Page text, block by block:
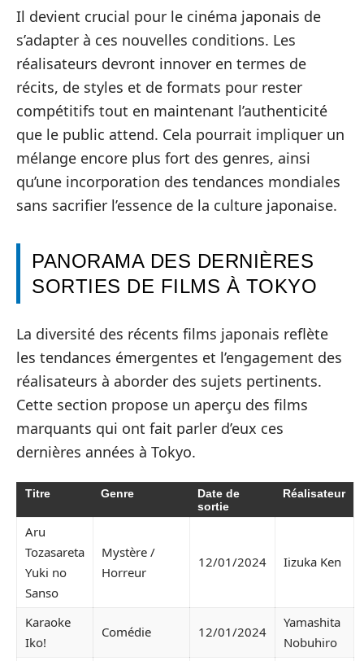
Il devient crucial pour le cinéma japonais de
s’adapter à ces nouvelles conditions. Les
réalisateurs devront innover en termes de
récits, de styles et de formats pour rester
compétitifs tout en maintenant l’authenticité
que le public attend. Cela pourrait impliquer un
mélange encore plus fort des genres, ainsi
qu’une incorporation des tendances mondiales
sans sacrifier l’essence de la culture japonaise.
PANORAMA DES DERNIÈRES
SORTIES DE FILMS À TOKYO
La diversité des récents films japonais reflète
les tendances émergentes et l’engagement des
réalisateurs à aborder des sujets pertinents.
Cette section propose un aperçu des films
marquants qui ont fait parler d’eux ces
dernières années à Tokyo.
Titre Genre
Date de
sortie
Réalisateur
Aru
Tozasareta
Yuki no
Sanso
Mystère /
Horreur
12/01/2024 Iizuka Ken
Karaoke
Iko!
Comédie 12/01/2024
Yamashita
Nobuhiro